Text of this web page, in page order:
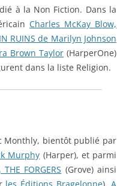
à la Non Fiction. Dans la
Charles McKay Blow,
RUINS de Marilyn Johnson
Brown Taylor (HarperOne)
dans la liste Religion.
Monthly, bientôt publié par
Murphy (Harper), et parmi
FORGERS (Grove) ainsi